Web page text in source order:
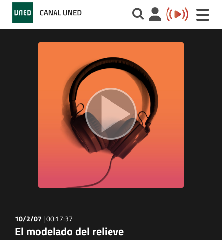
Toggle
10/2/07 |00:17:37
El modelado del relieve